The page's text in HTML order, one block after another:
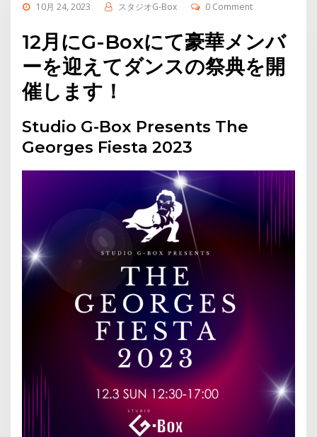
10月 24, 2023 スタジオG-Box 0 Comment
12月にG-Boxにて豪華メンバ
ーを迎えてダンスの祭典を開
催します！
Studio G-Box Presents The
Georges Fiesta 2023